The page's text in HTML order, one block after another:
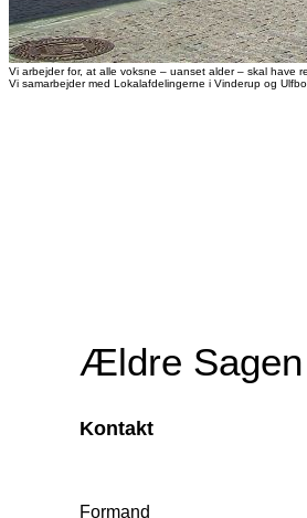
Vi arbejder for, at alle voksne – uanset alder – skal have
Vi samarbejder med Lokalafdelingerne i Vinderup og
Ældre
Kontakt
Formand